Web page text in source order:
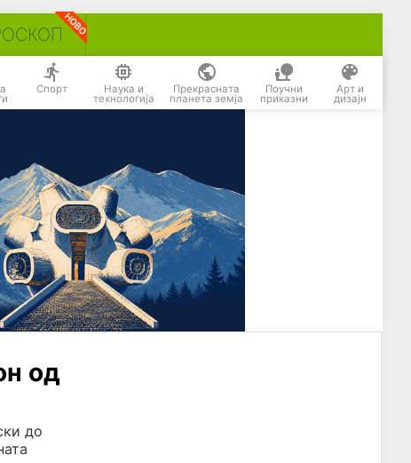
Спорт Наука и
технологија
Прекрасната
планета земја
Поучни
приказни
Арт и
дизајн
од
до